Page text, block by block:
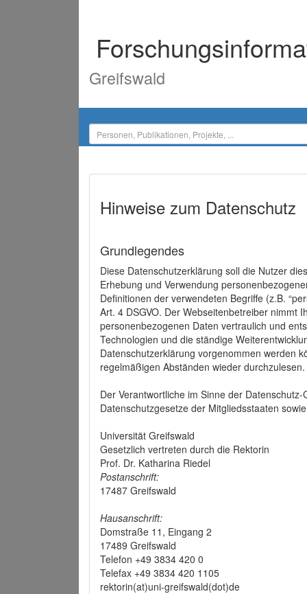
Greifswald
Hinweise zum Datenschutz
Grundlegendes
Diese Datenschutzerklärung soll die Nutzer
Erhebung und Verwendung
Definitionen der verwendeten Begriffe (z.B.
Art. 4 DSGVO. Der Webseitenbetreiber nimmt
personenbezogenen Daten vertraulich und
Technologien und die ständige
Datenschutzerklärung vorgenommen werden
regelmäßigen Abständen wieder durchzulesen.
Der Verantwortliche im Sinne der
Datenschutzgesetze der Mitgliedsstaaten
Universität Greifswald
Gesetzlich vertreten durch die Rektorin
Prof. Dr. Katharina Riedel
Postanschrift:
17487 Greifswald
Hausanschrift:
Domstraße 11, Eingang 2
17489 Greifswald
Telefon +49 3834 420 0
Telefax +49 3834 420 1105
rektorin(at)uni-greifswald(dot)de